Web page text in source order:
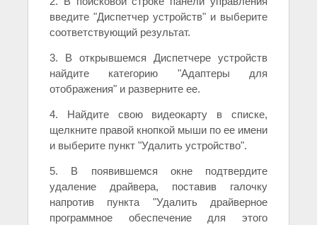
введите "Диспетчер устройств" и выберите
соответствующий результат.
3. В открывшемся Диспетчере устройств
найдите категорию "Адаптеры для
отображения" и разверните ее.
4. Найдите свою видеокарту в списке,
щелкните правой кнопкой мыши по ее имени
и выберите пункт "Удалить устройство".
5. В появившемся окне подтвердите
удаление драйвера, поставив галочку
напротив пункта "Удалить драйверное
программное обеспечение для этого